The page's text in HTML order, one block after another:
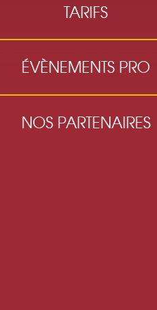
TARIFS
ÉVÈNEMENTS PRO
NOS PARTENAIRES